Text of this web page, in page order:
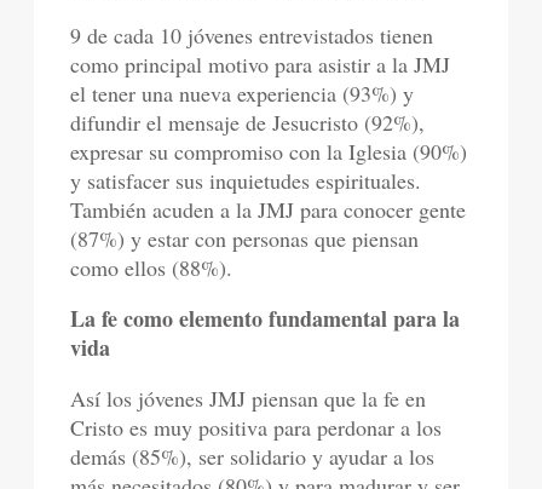
9 de cada 10 jóvenes entrevistados tienen
como principal motivo para asistir a la JMJ
el tener una nueva experiencia (93%) y
difundir el mensaje de Jesucristo (92%),
expresar su compromiso con la Iglesia (90%)
y satisfacer sus inquietudes espirituales.
También acuden a la JMJ para conocer gente
(87%) y estar con personas que piensan
como ellos (88%).
La fe como elemento fundamental para la
vida
Así los jóvenes JMJ piensan que la fe en
Cristo es muy positiva para perdonar a los
demás (85%), ser solidario y ayudar a los